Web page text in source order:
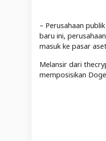
– Perusahaan
baru ini,
masuk ke pasar
Melansir dari
memposisikan